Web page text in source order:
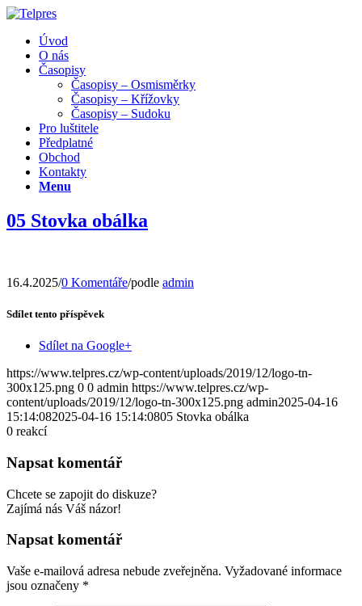
Úvod
O nás
Časopisy
Časopisy – Osmisměrky
Časopisy – Křížovky
Časopisy – Sudoku
Pro luštitele
Předplatné
Obchod
Kontakty
Menu
05 Stovka obálka
16.4.2025/0 Komentáře/podle admin
Sdílet tento příspěvek
Sdílet na Google+
https://www.telpres.cz/wp-content/uploads/2019/12/logo-tn-
300x125.png 0 0 admin https://www.telpres.cz/wp-
content/uploads/2019/12/logo-tn-300x125.png admin2025-04-16
15:14:082025-04-16 15:14:0805 Stovka obálka
0 reakcí
Napsat komentář
Chcete se zapojit do diskuze?
Zajímá nás Váš názor!
Napsat komentář
Vaše e-mailová adresa nebude zveřejněna. Vyžadované informace
jsou označeny *